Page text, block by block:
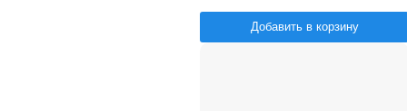
Добавить в корзину